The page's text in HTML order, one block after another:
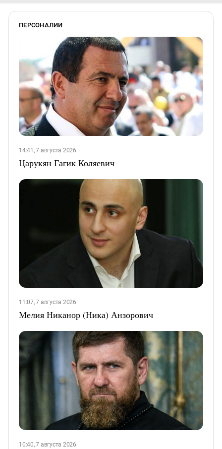
ПЕРСОНАЛИИ
14:41, 7 августа 2026
Царукян Гагик Коляевич
11:07, 7 августа 2026
Мелия Никанор (Ника) Анзорович
10:40, 7 августа 2026